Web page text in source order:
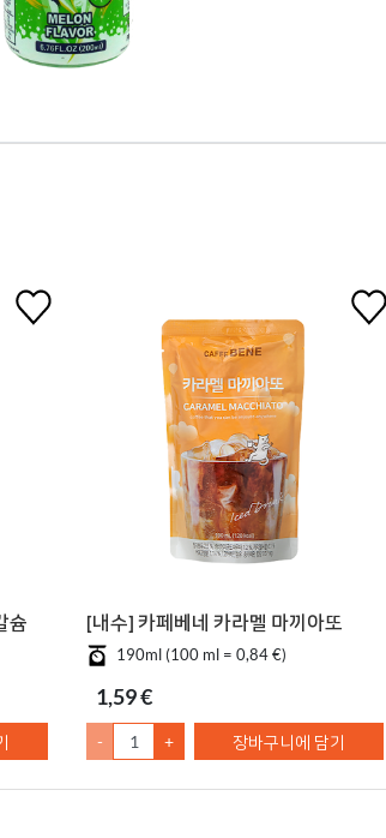
슘 [내수] 카페베네 카라멜 마끼아또
190ml (100 ml = 0,84 €)
1,59 €
- + 장바구니에 담기